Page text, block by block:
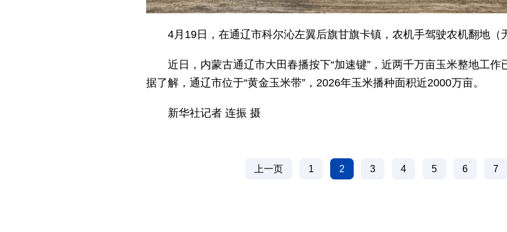
4月19日，在通辽市科尔沁左翼后旗甘旗卡镇，农机手驾驶农机翻地（
近日，内蒙古通辽市大田春播按下“加速键”，近两千万亩玉米整地工作
据了解，通辽市位于“黄金玉米带”，2026年玉米播种面积近2000万亩。
新华社记者 连振 摄
上一页 1 2 3 4 5 6 7